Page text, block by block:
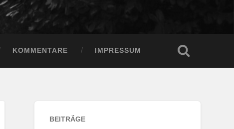
KOMMENTARE IMPRESSUM
BEITRÄGE